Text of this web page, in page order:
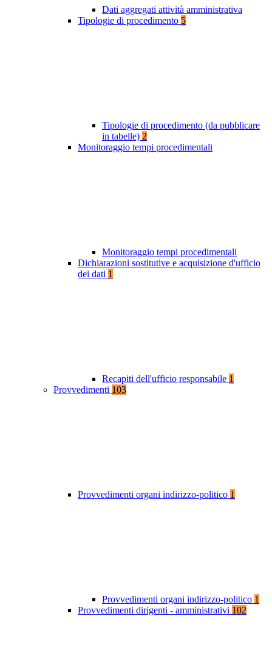
Dati aggregati attività amministrativa
Tipologie di procedimento 5
Tipologie di procedimento (da pubblicare
in tabelle) 2
Monitoraggio tempi procedimentali
Monitoraggio tempi procedimentali
Dichiarazioni sostitutive e acquisizione d'ufficio
dei dati 1
Recapiti dell'ufficio responsabile 1
Provvedimenti 103
Provvedimenti organi indirizzo-politico 1
Provvedimenti organi indirizzo-politico 1
Provvedimenti dirigenti - amministrativi 102